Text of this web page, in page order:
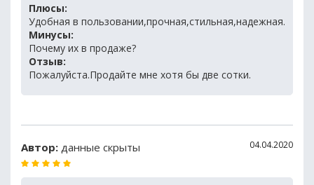
Плюсы:
Удобная в пользовании,прочная,стильная,надежная.
Минусы:
Почему их в продаже?
Отзыв:
Пожалуйста.Продайте мне хотя бы две сотки.
Автор: данные скрыты 04.04.2020